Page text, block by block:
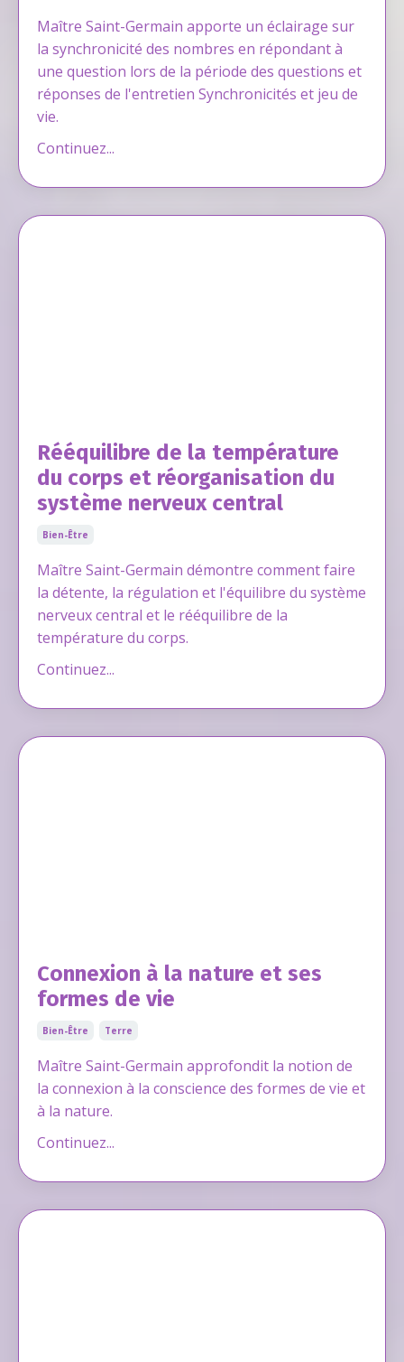
Maître Saint-Germain apporte un éclairage sur
la synchronicité des nombres en répondant à
une question lors de la période des questions et
réponses de l'entretien Synchronicités et jeu de
vie.
Continuez...
Rééquilibre de la température
du corps et réorganisation du
système nerveux central
Bien-Être
Maître Saint-Germain démontre comment faire
la détente, la régulation et l'équilibre du système
nerveux central et le rééquilibre de la
température du corps.
Continuez...
Connexion à la nature et ses
formes de vie
Bien-Être Terre
Maître Saint-Germain approfondit la notion de
la connexion à la conscience des formes de vie et
à la nature.
Continuez...